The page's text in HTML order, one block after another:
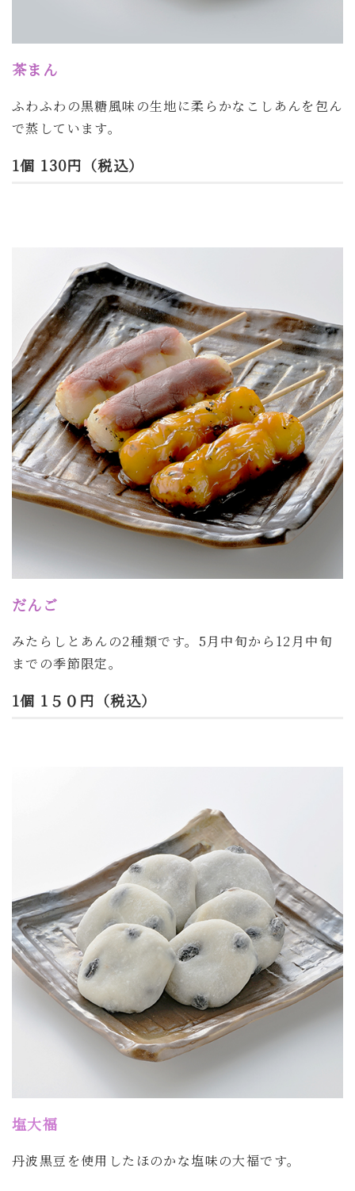
茶まん
ふわふわの黒糖風味の生地に柔らかなこしあんを包ん
で蒸しています。
1個 130円（税込）
だんご
みたらしとあんの2種類です。5月中旬から12月中旬
までの季節限定。
1個 1５０円（税込）
塩大福
丹波黒豆を使用したほのかな塩味の大福です。